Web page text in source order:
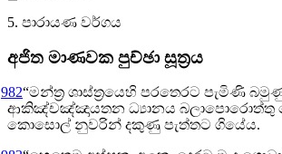
5. පාරායණ වර්ගය
අජිත මාණවක පුච්ඡා සූත්‍රය
982“මන්ත්‍ර ශාස්ත්‍රයෙහි පරතෙරට පැමිණි
ආකිඤ්චඤ්ඤායතන ධ්‍යානය බලාපොරොත්තු
කොසොල් නුවරින් දකුණු පැත්තට ගියේය.